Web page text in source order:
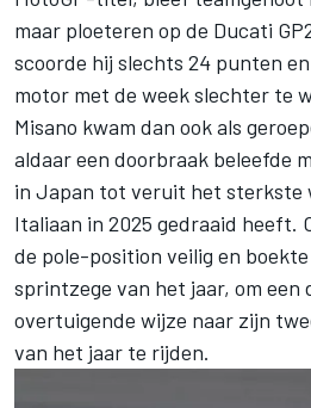
maar ploeteren op de Ducati
scoorde hij slechts 24 punten
motor met de week slechter te
Misano kwam dan ook als
aldaar een doorbraak beleefde
in Japan tot veruit het sterkste
Italiaan in 2025 gedraaid heeft.
de pole-position veilig en
sprintzege van het jaar, om een
overtuigende wijze naar zijn
van het jaar te rijden.